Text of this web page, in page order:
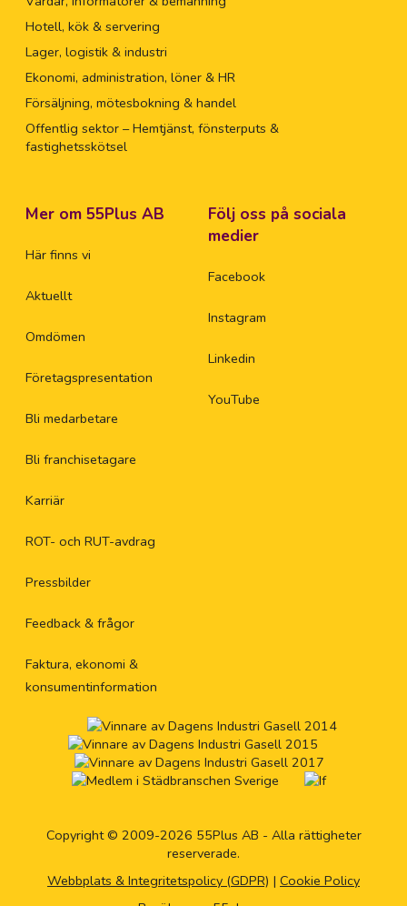
Hotell, kök & servering
Lager, logistik & industri
Ekonomi, administration, löner & HR
Försäljning, mötesbokning & handel
Offentlig sektor – Hemtjänst, fönsterputs &
fastighetsskötsel
Mer om 55Plus AB
Här finns vi
Aktuellt
Omdömen
Företagspresentation
Bli medarbetare
Bli franchisetagare
Karriär
ROT- och RUT-avdrag
Pressbilder
Feedback & frågor
Faktura, ekonomi &
konsumentinformation
Följ oss på sociala
medier
Facebook
Instagram
Linkedin
YouTube
Copyright © 2009-2026 55Plus AB - Alla rättigheter
reserverade.
Webbplats & Integritetspolicy (GDPR) | Cookie Policy